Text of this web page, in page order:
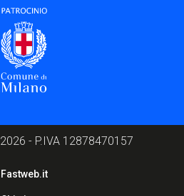
2026 - P.IVA 12878470157
Fastweb.it